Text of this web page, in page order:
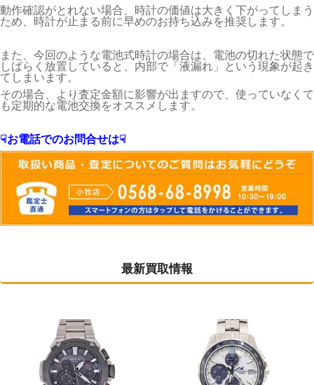
動作確認がとれない場合、時計の価値は大きく下がってしまう
ため、時計が止まる前に早めのお持ち込みを推奨します。
また、今回のような電池式時計の場合は、電池の切れた状態で
しばらく放置していると、内部で「液漏れ」という現象が起き
てしまいます。
その場合、より査定金額に影響が出ますので、使っていなくて
も定期的な電池交換をオススメします。
☟お電話でのお問合せは☟
最新買取情報